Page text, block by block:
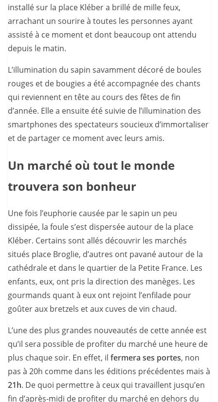
installé sur la place Kléber a brillé de mille feux,
arrachant un sourire à toutes les personnes ayant
assisté à ce moment et dont beaucoup ont attendu
depuis le matin.
L’illumination du sapin savamment décoré de boules
rouges et de bougies a été accompagnée des chants
qui reviennent en tête au cours des fêtes de fin
d’année. Elle a ensuite été suivie de l’illumination des
smartphones des spectateurs soucieux d’immortaliser
et de partager ce moment avec leurs amis.
Un marché où tout le monde
trouvera son bonheur
Une fois l’euphorie causée par le sapin un peu
dissipée, la foule s’est dispersée autour de la place
Kléber. Certains sont allés découvrir les marchés
situés place Broglie, d’autres ont pavané autour de la
cathédrale et dans le quartier de la Petite France. Les
enfants, eux, ont pris la direction des manèges. Les
gourmands quant à eux ont rejoint l’enfilade pour
goûter aux bretzels et aux cuves de vin chaud.
L’une des plus grandes nouveautés de cette année est
qu’il sera possible de profiter du marché une heure de
plus chaque soir. En effet, il fermera ses portes, non
pas à 20h comme dans les éditions précédentes mais à
21h. De quoi permettre à ceux qui travaillent jusqu’en
fin d’après-midi de profiter du marché en dehors du